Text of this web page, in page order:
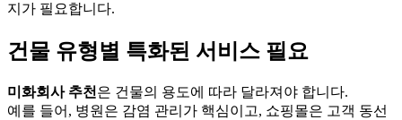
지가 필요합니다.
건물 유형별 특화된 서비스 필요
미화회사 추천 은 건물의 용도에 따라 달라져야 합니다.
예를 들어, 병원은 감염 관리가 핵심이고, 쇼핑몰은 고객 동선